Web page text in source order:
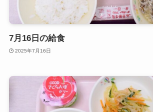
7月16日の給食
2025年7月16日